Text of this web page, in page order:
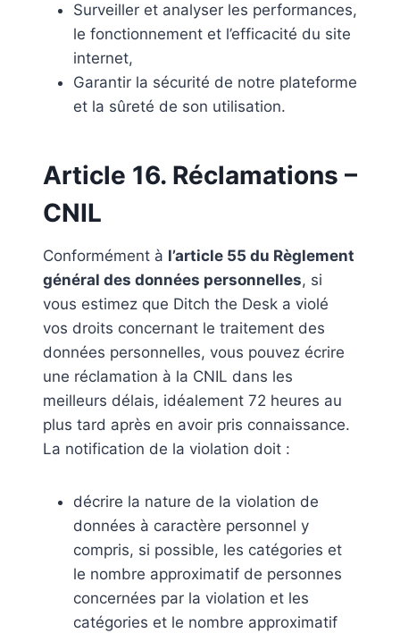
Surveiller et analyser les performances,
le fonctionnement et l’efficacité du site
internet,
Garantir la sécurité de notre plateforme
et la sûreté de son utilisation.
Article 16. Réclamations –
CNIL
Conformément à l’article 55 du Règlement
général des données personnelles, si
vous estimez que Ditch the Desk a violé
vos droits concernant le traitement des
données personnelles, vous pouvez écrire
une réclamation à la CNIL dans les
meilleurs délais, idéalement 72 heures au
plus tard après en avoir pris connaissance.
La notification de la violation doit :
décrire la nature de la violation de
données à caractère personnel y
compris, si possible, les catégories et
le nombre approximatif de personnes
concernées par la violation et les
catégories et le nombre approximatif